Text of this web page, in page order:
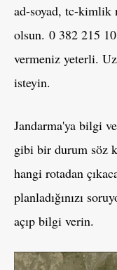
ad-soyad, tc-kimlik
olsun. 0 382 215
vermeniz yeterli.
isteyin.
Jandarma'ya bilgi
gibi bir durum söz
hangi rotadan
planladığınızı
açıp bilgi verin.